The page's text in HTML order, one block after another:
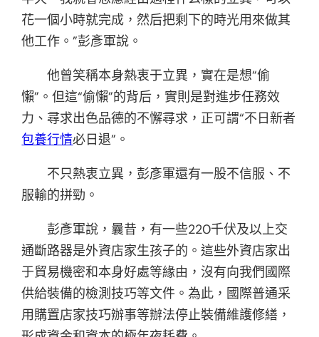
花一個小時就完成，然后把剩下的時光用來做其
他工作。”彭彥軍說。
他曾笑稱本身熱衷于立異，實在是想“偷
懶”。但這“偷懶”的背后，實則是對進步任務效
力、尋求出色品德的不懈尋求，正可謂“不日新者
包養行情必日退”。
不只熱衷立異，彭彥軍還有一股不信服、不
服輸的拼勁。
彭彥軍說，曩昔，有一些220千伏及以上交
通斷路器是外資店家生孩子的。這些外資店家出
于貿易機密和本身好處等緣由，沒有向我們國際
供給裝備的檢測技巧等文件。為此，國際普通采
用購置店家技巧辦事等辦法停止裝備維護修繕，